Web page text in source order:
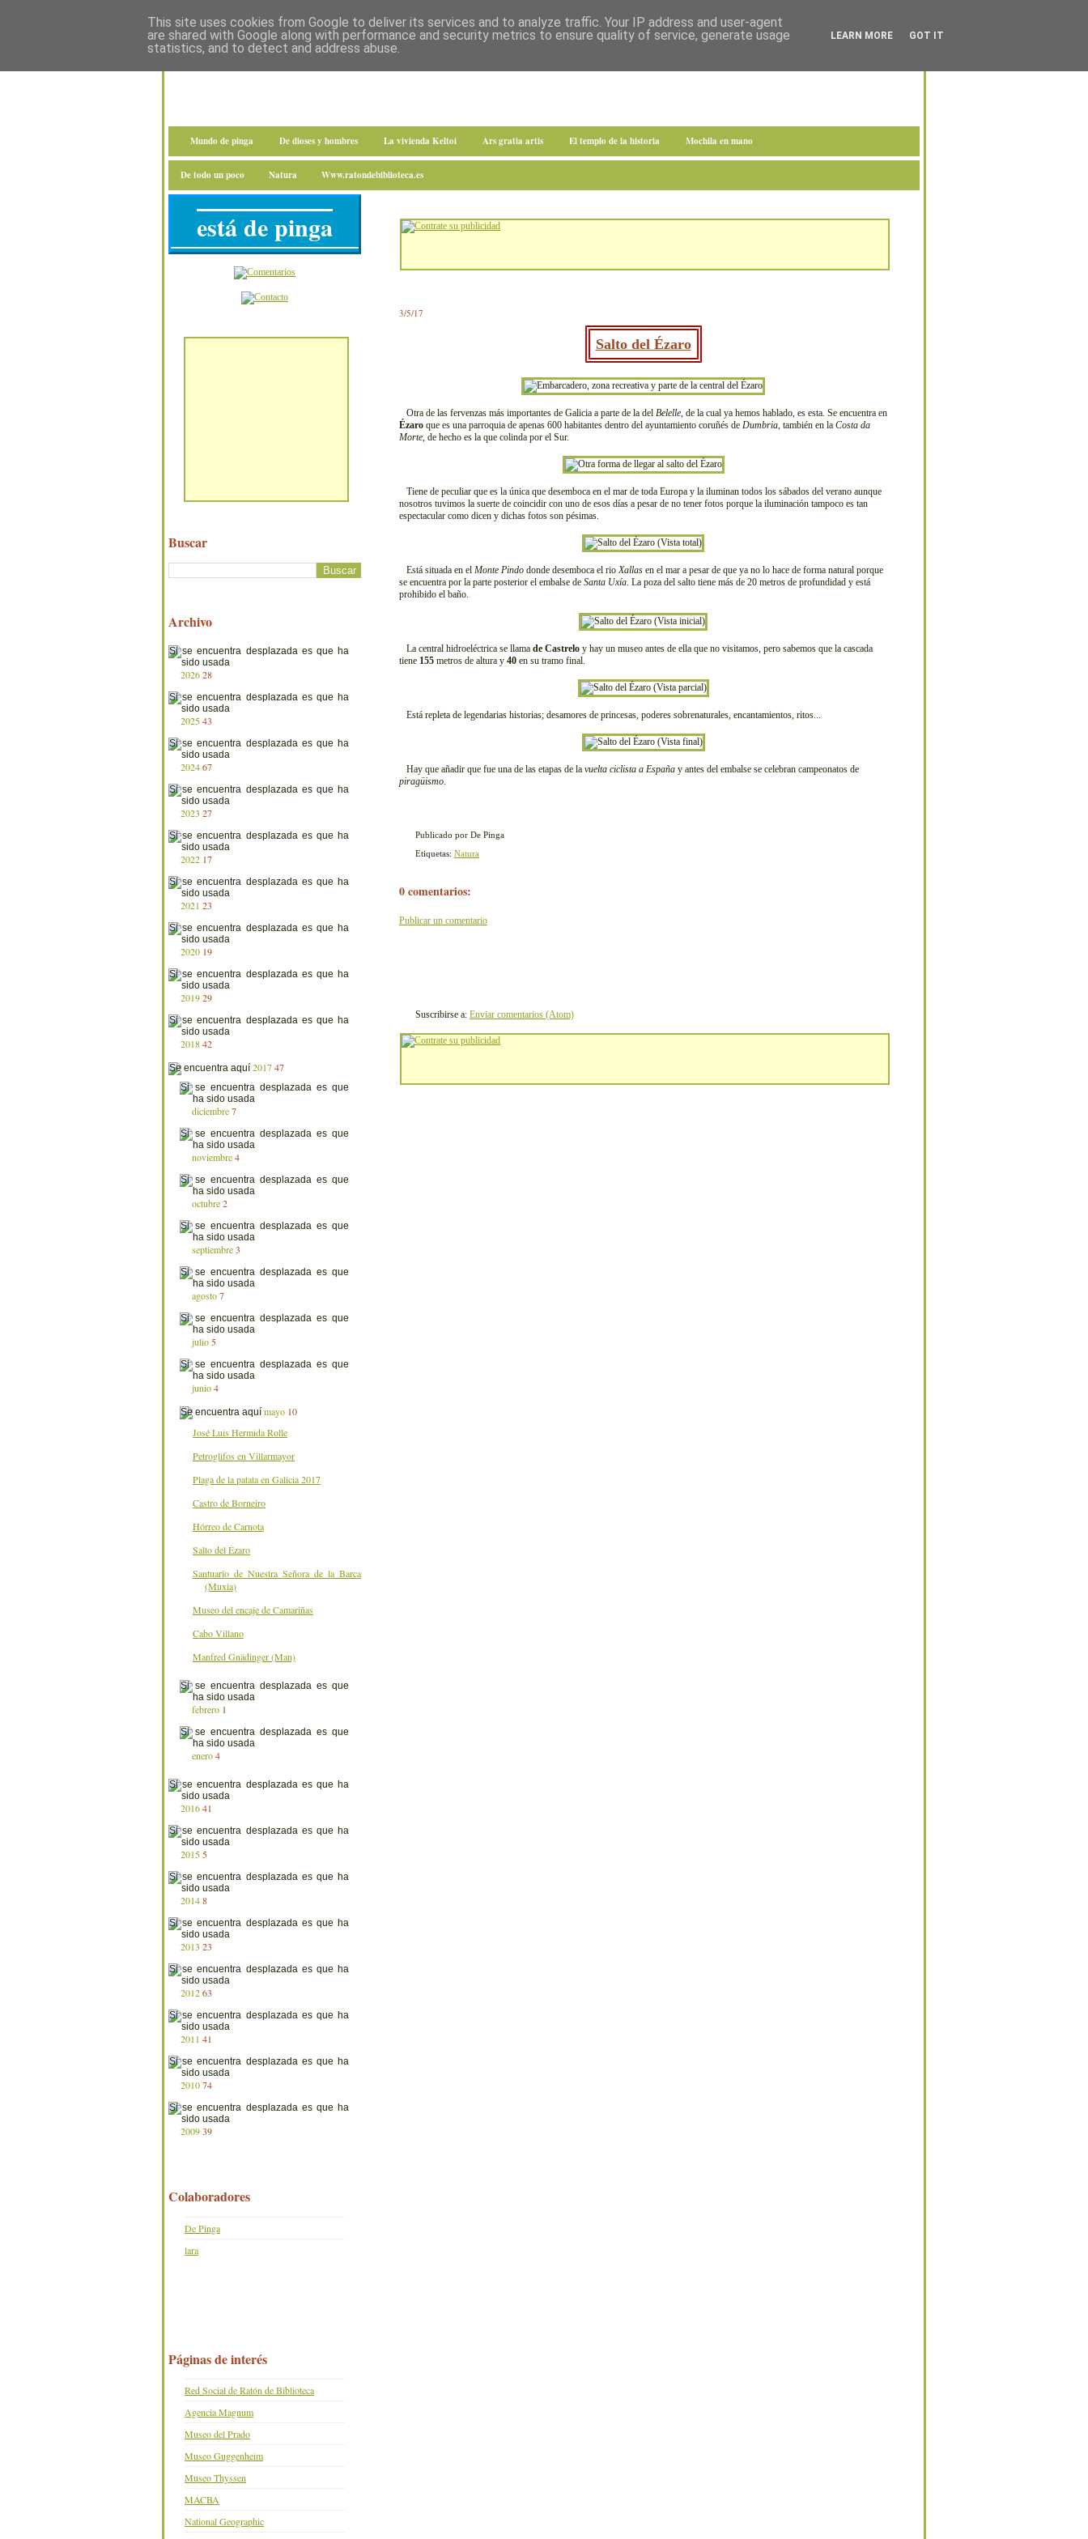
Mundo de pinga De dioses y hombres La vivienda Keltoi Ars gratia artis El templo de la historia Mochila en mano
De todo un poco Natura Www.ratondebiblioteca.es
3/5/17
Salto del Ézaro
Otra de las fervenzas más importantes de Galicia a parte de la del Belelle, de la cual ya hemos hablado, es esta. Se encuentra en
Ézaro que es una parroquia de apenas 600 habitantes dentro del ayuntamiento coruñés de Dumbria, también en la Costa da
Morte, de hecho es la que colinda por el Sur.
Tiene de peculiar que es la única que desemboca en el mar de toda Europa y la iluminan todos los sábados del verano aunque
nosotros tuvimos la suerte de coincidir con uno de esos días a pesar de no tener fotos porque la iluminación tampoco es tan
espectacular como dicen y dichas fotos son pésimas.
Está situada en el Monte Pindo donde desemboca el rioXallas en el mar a pesar de que ya no lo hace de forma natural porque
se encuentra por la parte posterior el embalse de Santa Uxía. La poza del salto tiene más de 20 metros de profundidad y está
prohibido el baño.
La central hidroeléctrica se llama de Castrelo y hay un museo antes de ella que no visitamos, pero sabemos que la cascada
tiene 155 metros de altura y 40 en su tramo final.
Está repleta de legendarias historias; desamores de princesas, poderes sobrenaturales, encantamientos, ritos...
Hay que añadir que fue una de las etapas de la vuelta ciclista a España y antes del embalse se celebran campeonatos de
piragüismo.
Publicado por De Pinga
Etiquetas: Natura
0 comentarios:
Publicar un comentario
Suscribirse a: Enviar comentarios (Atom)
está de pinga
Buscar
Archivo
202628
202543
202467
2023 27
2022 17
2021 23
2020 19
201929
201842
201747
diciembre 7
noviembre 4
octubre 2
septiembre 3
agosto 7
julio 5
junio 4
mayo 10
José Luis Hermida Rolle
Petroglifos en Villarmayor
Plaga de la patata en Galicia 2017
Castro de Borneiro
Hórreo de Carnota
Salto del Ézaro
Santuario de Nuestra Señora de la Barca
(Muxia)
Museo del encaje de Camariñas
Cabo Villano
Manfred Gnädinger (Man)
febrero 1
enero 4
201641
2015 5
20148
2013 23
201263
2011 41
201074
200939
Colaboradores
De Pinga
lara
Páginas de interés
Red Social de Ratón de Biblioteca
Agencia Magnum
Museo del Prado
Museo Guggenheim
Museo Thyssen
MACBA
National Geographic
This site uses cookies from Google to deliver its services and to analyze traffic. Your IP address and user-agent
are shared with Google along with performance and security metrics to ensure quality of service, generate usage
statistics, and to detect and address abuse.
LEARN MORE GOT IT